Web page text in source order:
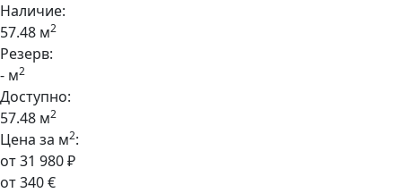
Наличие:
57.48 м2
Резерв:
- м2
Доступно:
57.48 м2
Цена за м2:
от 31 980 ₽
от 340 €